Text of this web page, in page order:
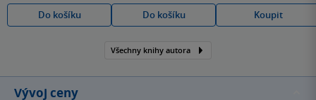
Do košíku
Do košíku
Koupit
Všechny knihy autora
Vývoj ceny